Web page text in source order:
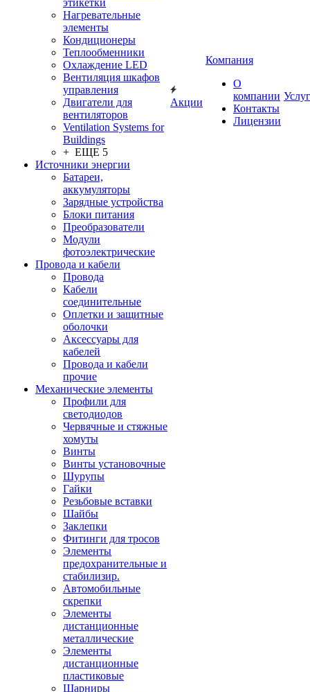
этикетки
Нагревательные
элементы
Кондиционеры
Теплообменники
Охлаждение LED
Вентиляция шкафов
управления
Двигатели для
вентиляторов
Ventilation Systems for
Buildings
+ ЕЩЕ 5
Источники энергии
Батареи,
аккумуляторы
Зарядные устройства
Блоки питания
Преобразователи
Модули
фотоэлектрические
Провода и кабели
Провода
Кабели
соединительные
Оплетки и защитные
оболочки
Аксессуары для
кабелей
Провода и кабели
прочие
Механические элементы
Профили для
светодиодов
Червячные и стяжные
хомуты
Винты
Винты установочные
Шурупы
Гайки
Резьбовые вставки
Шайбы
Заклепки
Фитинги для тросов
Элементы
предохранительные и
стабилизир.
Автомобильные
скрепки
Элементы
дистанционные
металлические
Элементы
дистанционные
пластиковые
Шарниры
Акции
Компания
О
компании
Контакты
Лицензии